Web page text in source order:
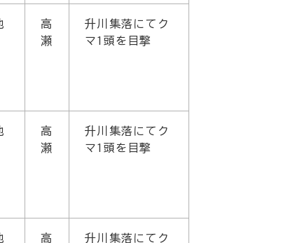
高
瀬
升川集落にてク
マ1頭を目撃
高
瀬
升川集落にてク
マ1頭を目撃
高
升川集落にてク